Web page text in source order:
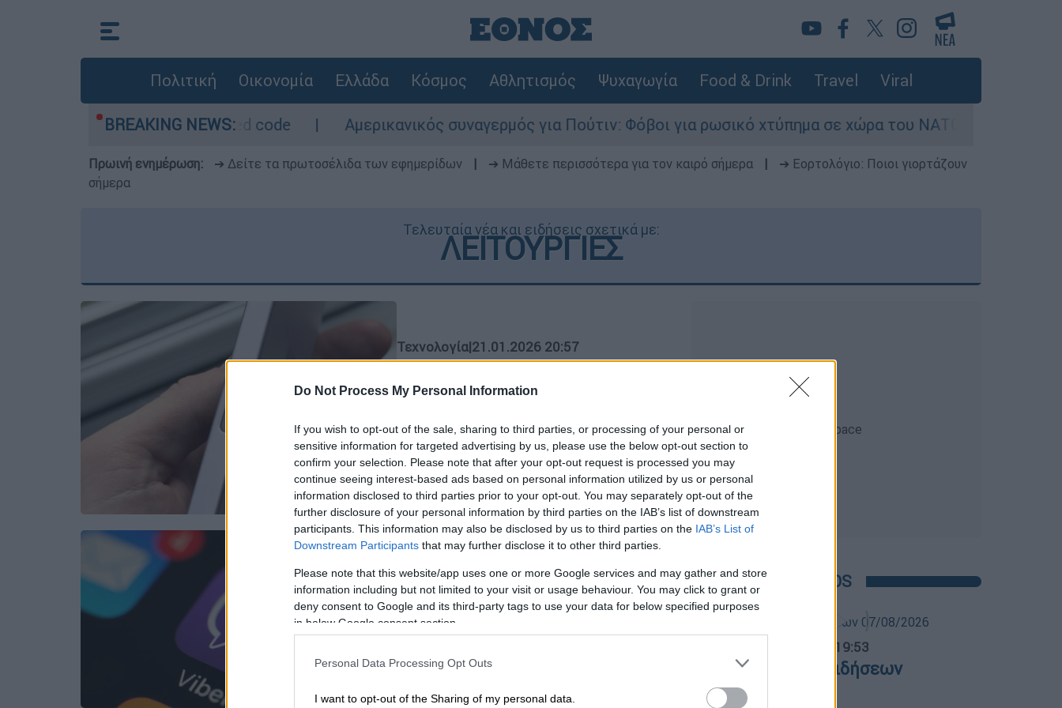
Do Not Process My Personal Information
If you wish to opt-out of the sale, sharing to third parties, or processing of your personal or
sensitive information for targeted advertising by us, please use the below opt-out section to
confirm your selection. Please note that after your opt-out request is processed you may
continue seeing interest-based ads based on personal information utilized by us or personal
information disclosed to third parties prior to your opt-out. You may separately opt-out of the
further disclosure of your personal information by third parties on the IAB’s list of downstream
participants. This information may also be disclosed by us to third parties on the IAB’s List of
Downstream Participants that may further disclose it to other third parties.
Please note that this website/app uses one or more Google services and may gather and store
information including but not limited to your visit or usage behaviour. You may click to grant or
deny consent to Google and its third-party tags to use your data for below specified purposes
in below Google consent section.
Personal Data Processing Opt Outs
I want to opt-out of the Sharing of my personal data.
Πολιτική Οικονομία Ελλάδα Κόσμος Αθλητισμός Ψυχαγωγία Food & Drink Travel Viral
BREAKING NEWS:
- Οι περιοχές σε red code Αμερικανικός συναγερμός για Πούτιν: Φόβοι για ρωσικό χτύπημα σε χώρα του ΝΑΤΟ - Τα βασικά σενάρια
Πρωινή ενημέρωση: ➔ Δείτε τα πρωτοσέλιδα των εφημερίδων ➔ Μάθετε περισσότερα για τον καιρό σήμερα
➔ Εορτολόγιο: Ποιοι γιορτάζουν
σήμερα
Τελευταία νέα και ειδήσεις σχετικά με:
ΛΕΙΤΟΥΡΓΙΕΣ
Τεχνολογία|21.01.2026 20:57
iPhone: Οι κρυφές λειτουργίες του
Camera Control
κουμπί που η Apple πρωτοδοκίμασε
στο iPhone 16
Τεχνολογία|27.07.2021 21:52
παρουσίασε η δημοφιλής
εφαρμογή
Για να μη χάνεται κάποια σημαντική
χρήστες πλέον μπορούν να
POPULAR VIDEOS
07.08.2026 19:53
Κεντρικό δελτίο ειδήσεων
07/08/2026